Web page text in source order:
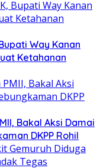
Way Kanan
Ketahanan
Bakal Aksi Damai
DKPP Rohil